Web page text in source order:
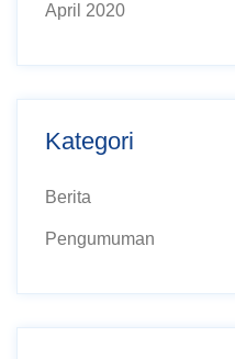
April 2020
Kategori
Berita
Pengumuman